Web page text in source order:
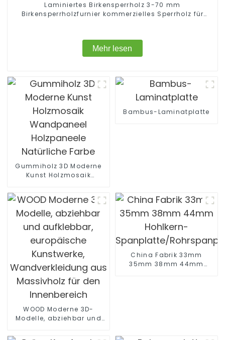
Laminiertes Birkensperrholz 3-70 mm
Birkensperrholzfurnier kommerzielles Sperrholz für
Mehr lesen
Gummiholz ​​3D Moderne
Kunst Holzmosaik
Bambus-Laminatplatte
WOOD Moderne 3D-
Modelle, abziehbar und
China Fabrik 33mm
35mm 38mm 44mm